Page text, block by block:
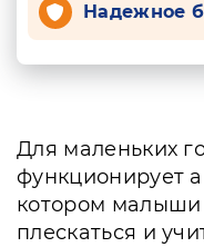
Надежное
Для маленьких
функционирует
котором малыши
плескаться и